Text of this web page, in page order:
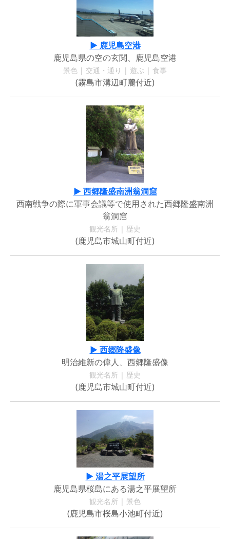
▶ 鹿児島空港
鹿児島県の空の玄関、鹿児島空港
景色 | 交通・通り | 遊ぶ | 食事
(霧島市溝辺町麓付近)
▶ 西郷隆盛南洲翁洞窟
西南戦争の際に軍事会議等で使用された西郷隆盛南洲
翁洞窟
観光名所 | 歴史
(鹿児島市城山町付近)
▶ 西郷隆盛像
明治維新の偉人、西郷隆盛像
観光名所 | 歴史
(鹿児島市城山町付近)
▶ 湯之平展望所
鹿児島県桜島にある湯之平展望所
観光名所 | 景色
(鹿児島市桜島小池町付近)